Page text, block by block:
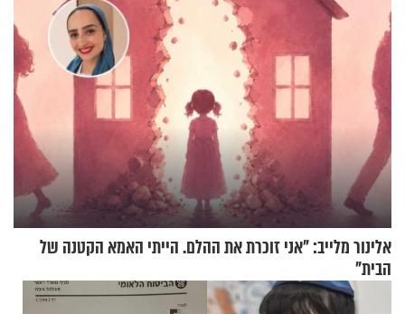
אלינור מלייב: "אני זוכרת את ההלם. הייתי האמא הקטנה של
הבית"